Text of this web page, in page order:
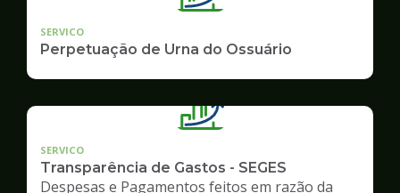
SERVICO
Perpetuação de Urna do Ossuário
SERVICO
Transparência de Gastos - SEGES
Despesas e Pagamentos feitos em razão da